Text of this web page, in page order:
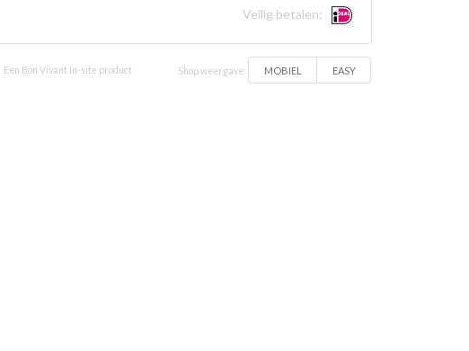
Veilig betalen:
Een Bon Vivant In-site product Shop weergave: MOBIEL EASY